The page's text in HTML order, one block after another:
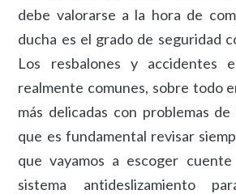
debe valorarse a la hora de
ducha es el grado de seguridad
Los resbalones y accidentes
realmente comunes, sobre todo
más delicadas con problemas
que es fundamental revisar
que vayamos a escoger
sistema antideslizamiento